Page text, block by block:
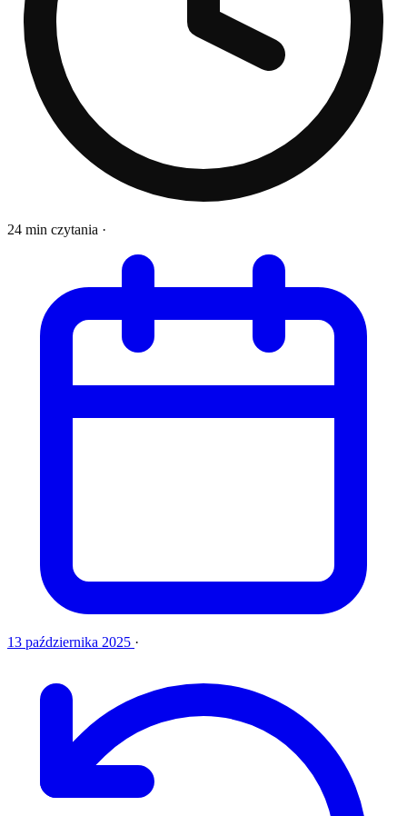
24 min czytania ·
13 października 2025 ·